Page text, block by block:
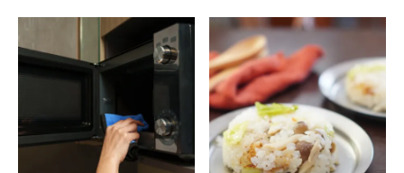
テト
らかに